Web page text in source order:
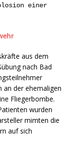
einer
aus dem
nach Bad
an der ehemaligen
Fliegerbombe.
wurden
mimten die
auf sich